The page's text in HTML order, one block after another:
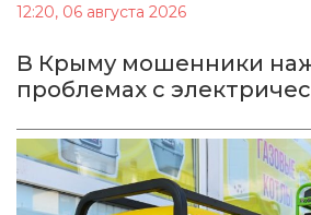
12:20, 06 августа 2026
В Крыму мошенники
проблемах с